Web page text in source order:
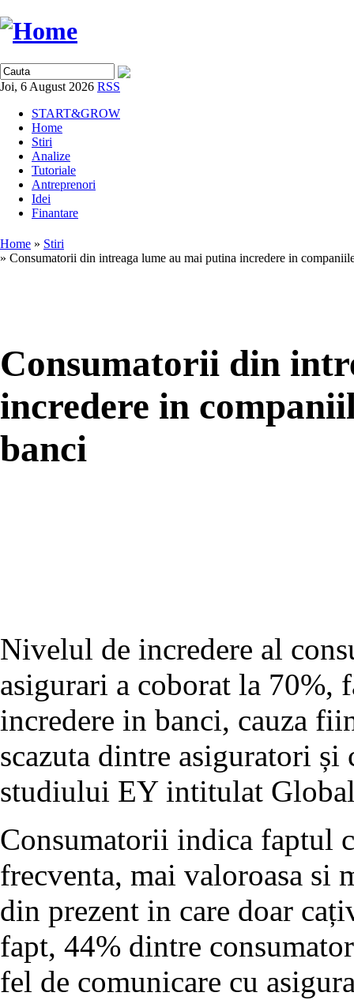
Joi, 6 August 2026 RSS
START&GROW
Home
Stiri
Analize
Tutoriale
Antreprenori
Idei
Finantare
Home » Stiri
» Consumatorii din intreaga lume au mai putina incredere in
Consumatorii din
incredere in
banci
Nivelul de incredere al
asigurari a coborat la 70%,
incredere in banci, cauza
scazuta dintre asiguratori
studiului EY intitulat
Consumatorii indica faptul
frecventa, mai valoroasa si
din prezent in care doar
fapt, 44% dintre
fel de comunicare cu